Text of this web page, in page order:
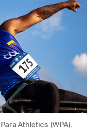
Prix
en
Athletics (WPA).